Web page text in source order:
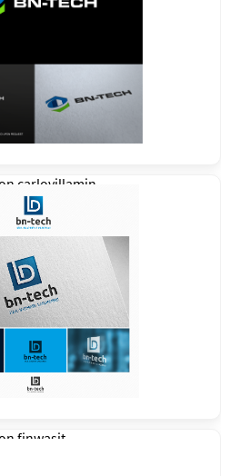
carlovillamin
finwasit